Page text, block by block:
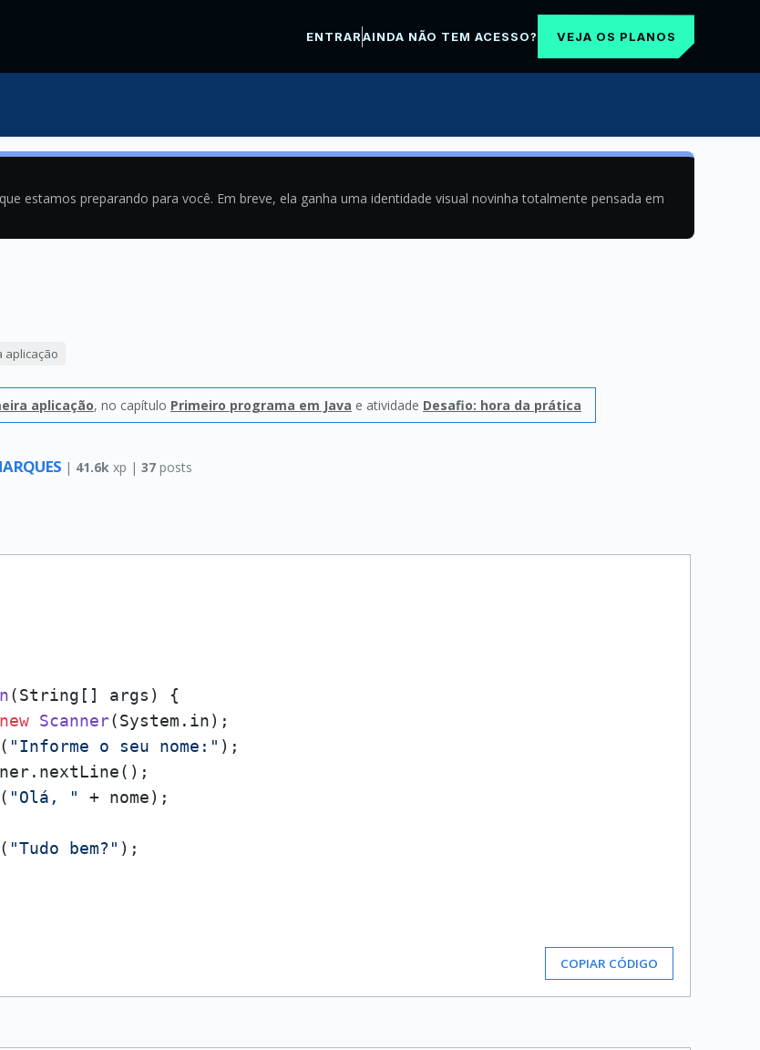
ENTRARAINDA NÃO TEM ACESSO? VEJA OS PLANOS
estamos preparando para você. Em breve, ela ganha uma identidade visual novinha totalmente pensada em
aplicação
aplicação, no capítulo Primeiro programa em Java e atividade Desafio: hora da prática
| 41.6k xp | 37 posts
(String[] args)
{
new Scanner(System.in);
"Informe o seu nome:" );
"Olá, "
+ nome);
"Tudo bem?" );
COPIAR CÓDIGO